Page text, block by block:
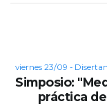
viernes 23/09 -
Simposio:
práctica